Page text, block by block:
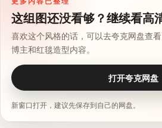
这组图还没看够？继续看高
喜欢这个风格的话，可以去夸克网盘查
博主和红毯造型内容。
打开夸克网盘
新窗口打开，建议先保存到自己的网盘。